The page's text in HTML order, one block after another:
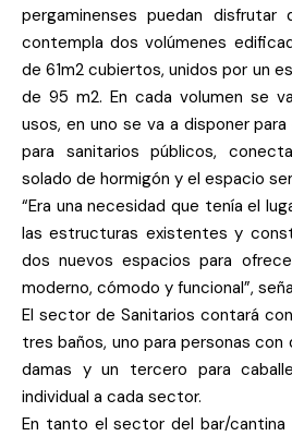
pergaminenses puedan
contempla dos volúmenes
de 61m2 cubiertos, unidos por un
de 95 m2. En cada volumen se
usos, en uno se va a disponer
para sanitarios públicos,
solado de hormigón y el espacio
“Era una necesidad que tenía el
las estructuras existentes y
dos nuevos espacios para
moderno, cómodo y funcional”,
El sector de Sanitarios contará
tres baños, uno para personas
damas y un tercero para
individual a cada sector.
En tanto el sector del bar/cantina